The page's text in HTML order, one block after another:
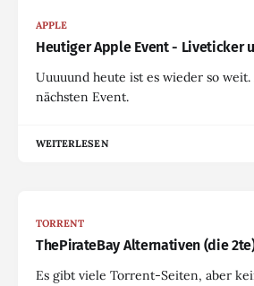
APPLE
Heutiger Apple Event - Liveticker
Uuuuund heute ist es wieder so
nächsten Event.
WEITERLESEN
TORRENT
ThePirateBay Alternativen (die
Es gibt viele Torrent-Seiten, aber